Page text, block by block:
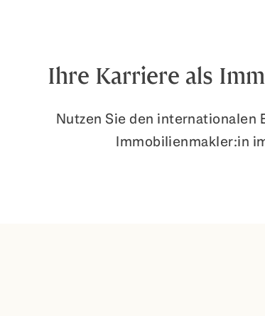
Ihre Karriere als
Nutzen Sie den internationalen
Immobilienmakler:in